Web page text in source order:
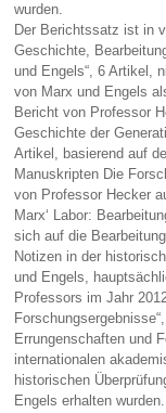
wurden.
Der Berichtssatz ist in
Geschichte,
und Engels“, 6 Artikel,
von Marx und Engels
Bericht von Professor
Geschichte der
Artikel, basierend auf
Manuskripten Die
von Professor Hecker
Marx‘ Labor:
sich auf die
Notizen in der
und Engels,
Professors im Jahr
Errungenschaften und
internationalen
historischen
Engels erhalten